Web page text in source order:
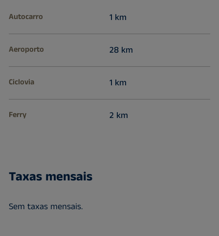
Autocarro 1 km
Aeroporto 28 km
Ciclovia 1 km
Ferry 2 km
Taxas mensais
Sem taxas mensais.